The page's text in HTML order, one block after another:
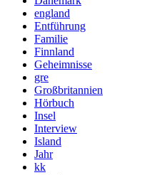
england
Entführung
Familie
Finnland
Geheimnisse
gre
Großbritannien
Hörbuch
Insel
Interview
Island
Jahr
kk